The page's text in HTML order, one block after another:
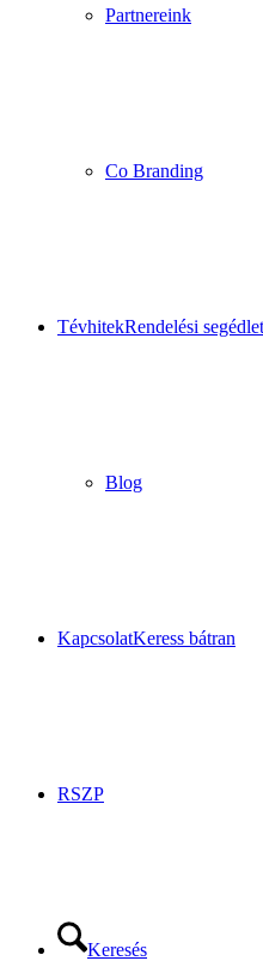
Partnereink
Co Branding
TévhitekRendelési segédlet
Blog
KapcsolatKeress bátran
RSZP
Keresés